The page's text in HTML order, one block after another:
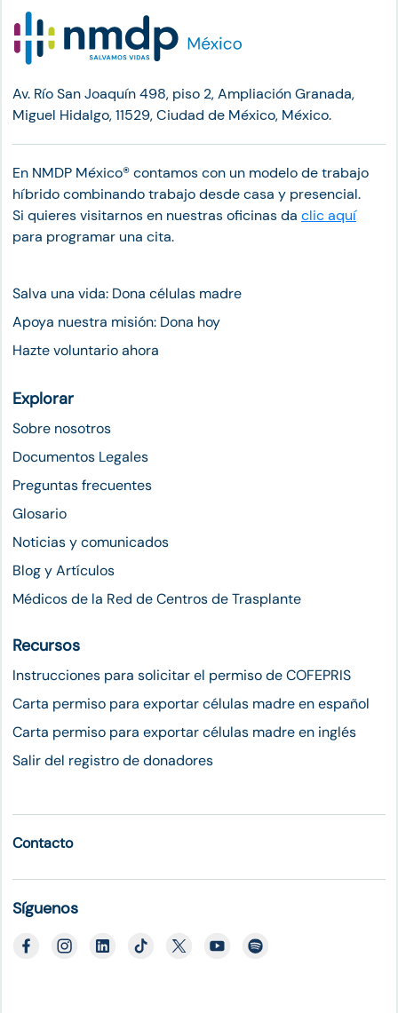
Av. Río San Joaquín 498, piso 2, Ampliación Granada,
Miguel Hidalgo, 11529, Ciudad de México, México.
En NMDP México®︎ contamos con un modelo de trabajo
híbrido combinando trabajo desde casa y presencial.
Si quieres visitarnos en nuestras oficinas da clic aquí
para programar una cita.
Salva una vida: Dona células madre
Apoya nuestra misión: Dona hoy
Hazte voluntario ahora
Explorar
Sobre nosotros
Documentos Legales
Preguntas frecuentes
Glosario
Noticias y comunicados
Blog y Artículos
Médicos de la Red de Centros de Trasplante
Recursos
Instrucciones para solicitar el permiso de COFEPRIS
Carta permiso para exportar células madre en español
Carta permiso para exportar células madre en inglés
Salir del registro de donadores
Contacto
Síguenos